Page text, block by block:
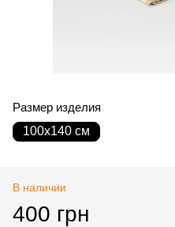
Размер изделия
100х140 см
В наличии
400 грн